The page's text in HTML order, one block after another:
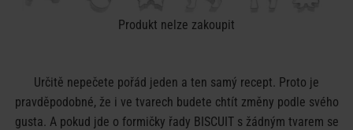
Produkt nelze zakoupit
Určitě nepečete pořád jeden a ten samý recept. Proto je
pravděpodobné, že i ve tvarech budete chtít změny podle svého
gusta. A pokud jde o formičky řady BISCUIT s žádným tvarem se